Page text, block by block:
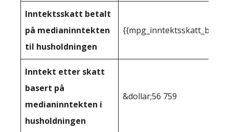
Inntektsskatt betalt
på medianinntekten
til husholdningen
Inntekt etter skatt
basert på
medianinntekten i
husholdningen
&dollar;56 759